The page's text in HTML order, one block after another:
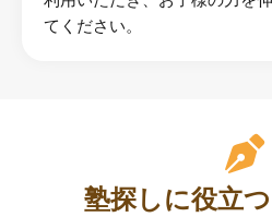
てください。
塾探しに役立